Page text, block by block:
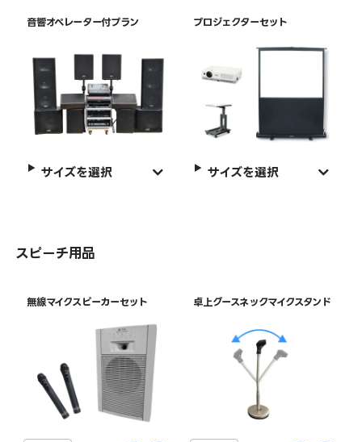
音響オペレーター付プラン
サイズを選択
プロジェクターセット
サイズを選択
スピーチ用品
無線マイクスピーカーセット 卓上グースネックマイクスタンド